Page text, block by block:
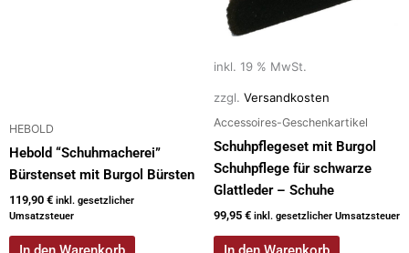
HEBOLD
Hebold “Schuhmacherei”
Bürstenset mit Burgol Bürsten
119,90 € inkl. gesetzlicher
Umsatzsteuer
inkl. 19 % MwSt.
zzgl. Versandkosten
Accessoires-Geschenkartikel
Schuhpflegeset mit Burgol
Schuhpflege für schwarze
Glattleder – Schuhe
99,95 € inkl. gesetzlicher Umsatzsteuer